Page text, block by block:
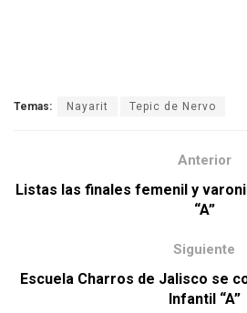
Temas: Nayarit Tepic de Nervo
Anterior
Listas las finales femenil y
“A”
Siguiente
Escuela Charros de Jalisco se
Infantil “A”